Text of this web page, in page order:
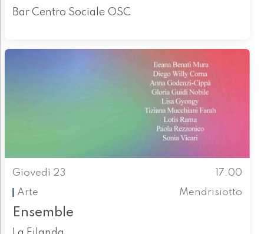
Bar Centro Sociale OSC
Giovedì 23
17.00
Arte
Mendrisiotto
Ensemble